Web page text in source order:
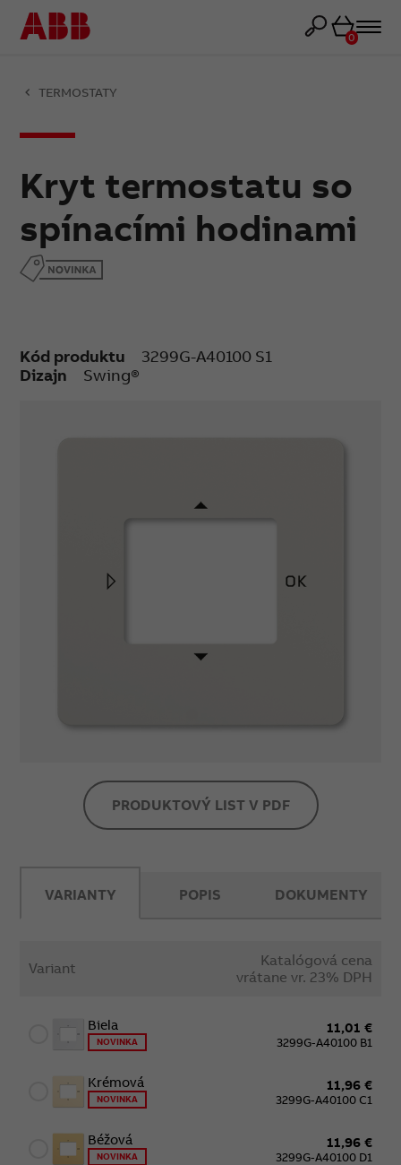
Košík
0
TERMOSTATY
Kryt termostatu so
spínacími hodinami
Kód produktu
3299G-A40100 S1
Dizajn
Swing®
PRODUKTOVÝ LIST V PDF
VARIANTY
Variant
Katalógová cena
vrátane vr. 23% DPH
Biela
NOVINKA
11,01 €
3299G-A40100 B1
Krémová
NOVINKA
11,96 €
3299G-A40100 C1
Béžová
NOVINKA
11,96 €
3299G-A40100 D1
POPIS DOKUMENTY